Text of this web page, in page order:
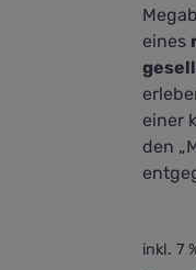
eines
einer
den
inkl. 7